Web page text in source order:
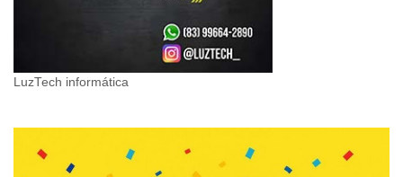
LuzTech informática